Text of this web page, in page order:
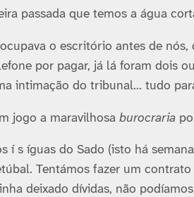
passada que temos a água
o escritório antes de nós,
por pagar, já lá foram dois
intimação do tribunal… tudo
jogo a maravilhosaburocraria
í s íguas do Sado (isto há
Tentámos fazer um
deixado dí­vidas, não